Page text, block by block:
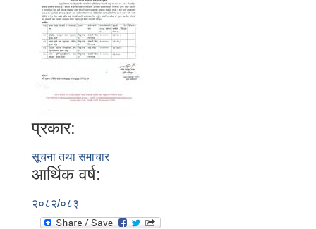
प्रकार:
सूचना तथा समाचार
आर्थिक वर्ष:
२०८२/०८३